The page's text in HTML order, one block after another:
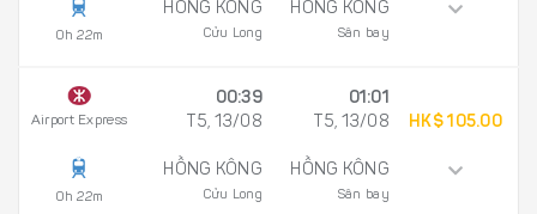
0h 22m
HỒNG KÔNG
Cửu Long
HỒNG KÔNG
Sân bay
Airport Express
0h 22m
00:39
T5, 13/08
HỒNG KÔNG
Cửu Long
01:01
T5, 13/08
HỒNG KÔNG
Sân bay
HK$ 105.00